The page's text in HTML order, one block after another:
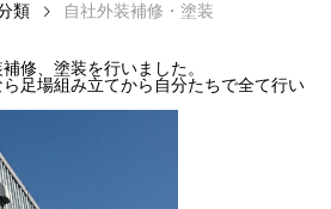
地域に貢献する
類 自社外装補修・塗装
修、塗装を行いました。
足場組み立てから自分たちで全て行い